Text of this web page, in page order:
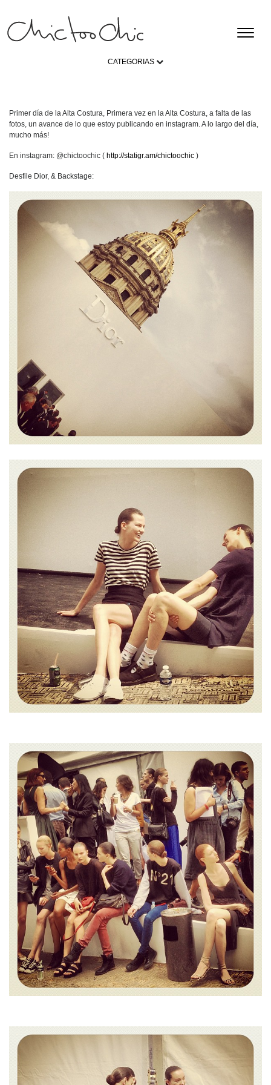
CATEGORIAS
Primer día de la Alta Costura, Primera vez en la Alta Costura, a falta de las
fotos, un avance de lo que estoy publicando en instagram. A lo largo del día,
mucho más!
En instagram: @chictoochic ( http://statigr.am/chictoochic )
Desfile Dior, & Backstage: